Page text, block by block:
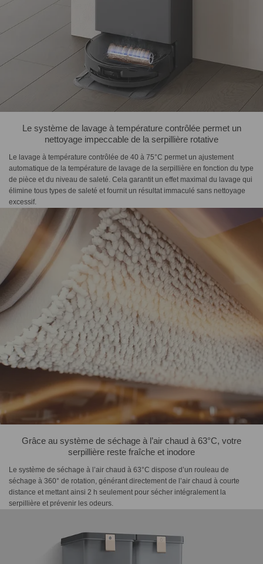
Le système de lavage à température contrôlée permet un
nettoyage impeccable de la serpillière rotative
Le lavage à température contrôlée de 40 à 75°C permet un ajustement
automatique de la température de lavage de la serpillière en fonction du type
de pièce et du niveau de saleté. Cela garantit un effet maximal du lavage qui
élimine tous types de saleté et fournit un résultat immaculé sans nettoyage
excessif.
Grâce au système de séchage à l’air chaud à 63°C, votre
serpillière reste fraîche et inodore
Le système de séchage à l’air chaud à 63°C dispose d’un rouleau de
séchage à 360° de rotation, générant directement de l’air chaud à courte
distance et mettant ainsi 2 h seulement pour sécher intégralement la
serpillière et prévenir les odeurs.